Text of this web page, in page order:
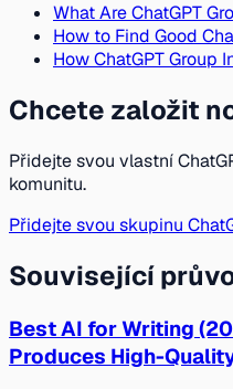
What Are ChatGPT
How to Find Good
How ChatGPT Group
Chcete založit
Přidejte svou vlastní
komunitu.
Přidejte svou skupinu
Související
Best AI for Writing
Produces High-